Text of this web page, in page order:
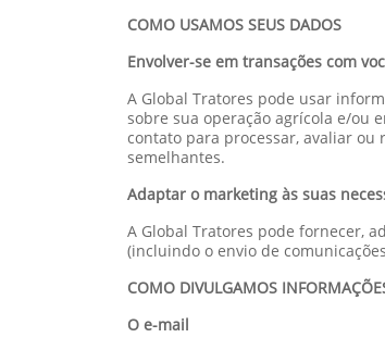
COMO USAMOS SEUS DADOS
Envolver-se em transações com
A Global Tratores pode usar
sobre sua operação agrícola e/ou
contato para processar, avaliar ou
semelhantes.
Adaptar o marketing às suas
A Global Tratores pode fornecer,
(incluindo o envio de
COMO DIVULGAMOS
O e-mail